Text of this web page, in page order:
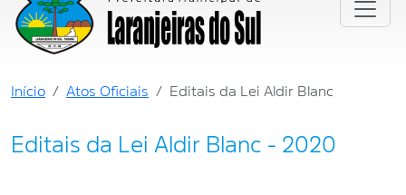
Início Atos Oficiais Editais da Lei Aldir Blanc
Editais da Lei Aldir Blanc - 2020